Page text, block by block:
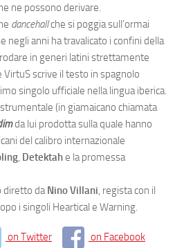
ne possono derivare.
dancehallche si poggia sull’ormai
negli anni ha travalicato i confini della
in generi latini strettamente
VirtuS scrive il testo in spagnolo
singolo ufficiale nella lingua iberica.
(in giamaicano chiamata
da lui prodotta sulla quale hanno
del calibro internazionale
, Detektahe la promessa
diretto daNino Villani, regista con il
i singoli Heartical e Warning.
on Twitter on Facebook